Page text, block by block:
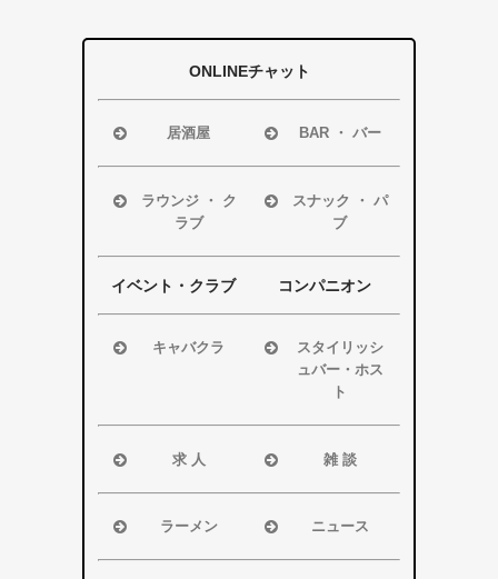
ONLINEチャット
居酒屋
浜松市
磐田市
袋井市
掛川市
その他エリア
BAR ・ バー
浜松市
磐田市
袋井市
掛川市
その他エリア
ラウンジ ・ ク
ラブ
浜松市
磐田市
袋井市
掛川市
スナック ・ パ
ブ
浜松市
磐田市
袋井市
掛川市
その他エリア
イベント・クラブ コンパニオン
キャバクラ
掛川市
その他エリア
スタイリッシ
ュバー・ホス
ト
浜松市
磐田市・袋井
求 人
浜松市
磐田市
雑 談
浜松市
磐田市
ラーメン
浜松市
ニュース
浜松市・磐田